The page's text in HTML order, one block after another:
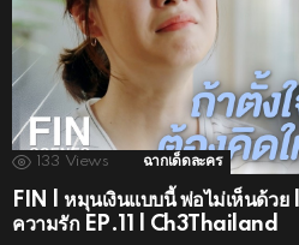
133 Views ฉากเด็ดละคร
FIN | หมุนเงินแบบนี้ พ่อไม่เห็นด้ว
ความรัก EP.11 | Ch3Thailand